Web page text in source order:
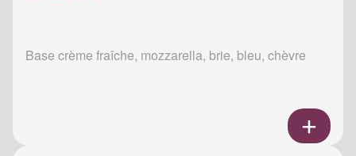
Base crème fraîche, mozzarella, brie, bleu, chèvre